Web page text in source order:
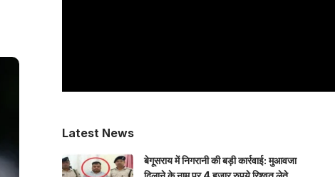
Latest News
बेगूसराय में निगरानी की बड़ी कार्रवाई: मुआवजा